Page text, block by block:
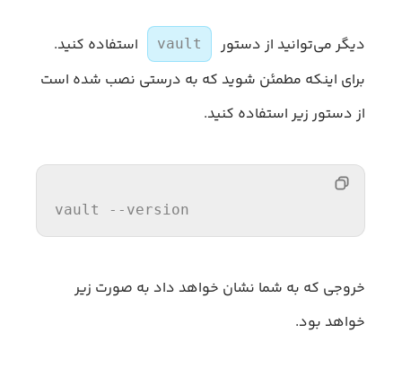
دیگر می‌توانید از دستور vault
استفاده کنید.
برای اینکه مطمئن شوید که به درستی نصب شده است
از دستور زیر استفاده کنید.
vault --version
خروجی که به شما نشان خواهد داد به صورت زیر
خواهد بود.